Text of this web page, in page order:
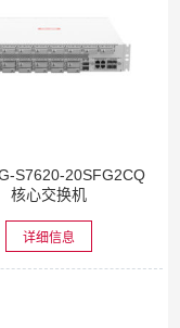
S7620-20SFG2CQ
核心交换机
详细信息